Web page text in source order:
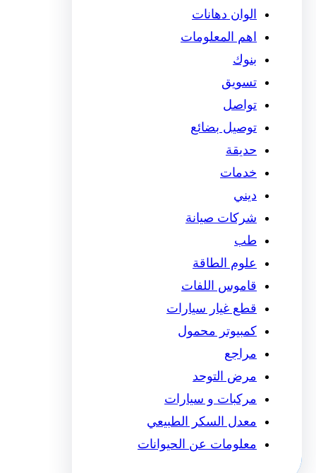
الوان دهانات
اهم المعلومات
بنوك
تسويق
تواصل
توصيل بضائع
حديقة
خدمات
ديني
شركات صيانة
طب
علوم الطاقة
قاموس اللفات
قطع غيار سيارات
كمبيوتر محمول
مراجع
مرض التوحد
مركبات و سيارات
معدل السكر الطبيعي
معلومات عن الحيوانات